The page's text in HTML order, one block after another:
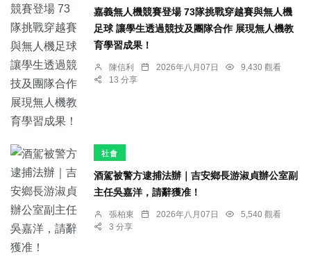
嘉義無人機競賽登場 73隊挑戰穿越賽與無人機
足球 讓學生透過競技及團隊合作 展現無人機教
育學習成果！
陳信利 2026年八月07日
9,430 觀看
13 分享
社會
酒駕被警方逮捕法辦｜吉安鄉長游淑貞辦公室副
主任吳嘉洋，請辭獲准！
張柏東 2026年八月07日
5,540 觀看
3 分享